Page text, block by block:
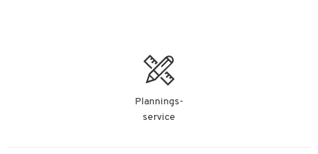
Plannings-
service